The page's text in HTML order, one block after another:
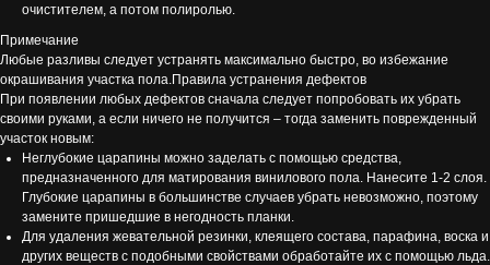
очистителем, а потом полиролью.
Примечание
Любые разливы следует устранять максимально быстро, во избежание
окрашивания участка пола.Правила устранения дефектов
При появлении любых дефектов сначала следует попробовать их убрать
своими руками, а если ничего не получится – тогда заменить поврежденный
участок новым:
Неглубокие царапины можно заделать с помощью средства,
предназначенного для матирования винилового пола. Нанесите 1-2 слоя.
Глубокие царапины в большинстве случаев убрать невозможно, поэтому
замените пришедшие в негодность планки.
Для удаления жевательной резинки, клеящего состава, парафина, воска и
других веществ с подобными свойствами обработайте их с помощью льда.